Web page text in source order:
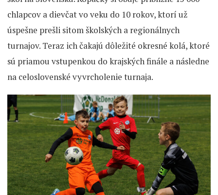
chlapcov a dievčat vo veku do 10 rokov, ktorí už
úspešne prešli sitom školských a regionálnych
turnajov. Teraz ich čakajú dôležité okresné kolá, ktoré
sú priamou vstupenkou do krajských finále a následne
na celoslovenské vyvrcholenie turnaja.